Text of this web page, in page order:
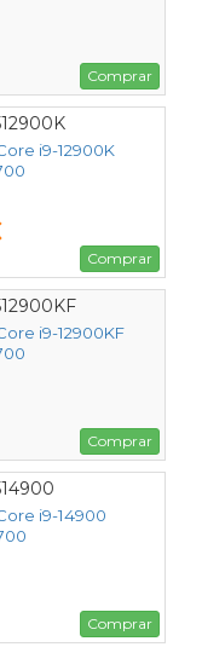
Comprar
i9-12900K
Comprar
i9-12900KF
Comprar
i9-14900
Comprar